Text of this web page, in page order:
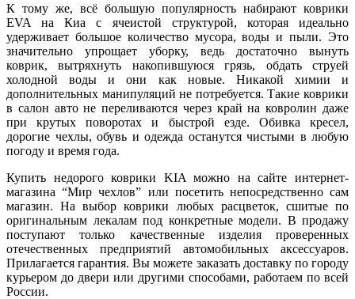
К тому же, всё большую популярность набирают коврики
EVA на Киа с ячеистой структурой, которая идеально
удерживает большое количество мусора, воды и пыли. Это
значительно упрощает уборку, ведь достаточно вынуть
коврик, вытряхнуть накопившуюся грязь, обдать струей
холодной воды и они как новые. Никакой химии и
дополнительных манипуляций не потребуется. Такие коврики
в салон авто не переливаются через край на ковролин даже
при крутых поворотах и быстрой езде. Обивка кресел,
дорогие чехлы, обувь и одежда останутся чистыми в любую
погоду и время года.
Купить недорого коврики KIA можно на сайте интернет-
магазина “Мир чехлов” или посетить непосредственно сам
магазин. На выбор коврики любых расцветок, сшитые по
оригинальным лекалам под конкретные модели. В продажу
поступают только качественные изделия проверенных
отечественных предприятий автомобильных аксессуаров.
Прилагается гарантия. Вы можете заказать доставку по городу
курьером до двери или другими способами, работаем по всей
России.